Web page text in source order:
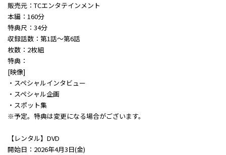
販売元：TCエンタテインメント
本編：160分
特典尺：34分
収録話数：第1話～第6話
枚数：2枚組
特典：
[映像]
・スペシャルインタビュー
・スペシャル企画
・スポット集
※予定。特典は変更になる場合がございます。
【レンタル】DVD
開始日：2026年4月3日(金)